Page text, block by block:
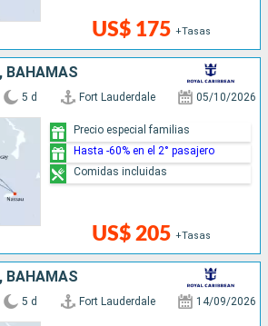
US$ 175 +Tasas
BAHAMAS
5 d Fort Lauderdale 05/10/2026
US$ 205 +Tasas
Precio especial familias
Hasta -60% en el 2° pasajero
Comidas incluidas
BAHAMAS
5 d Fort Lauderdale 14/09/2026